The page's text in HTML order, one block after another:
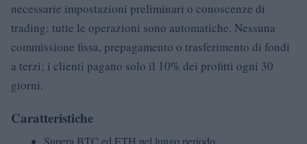
necessarie impostazioni preliminari o conoscenze di
trading; tutte le operazioni sono automatiche. Nessuna
commissione fissa, prepagamento o trasferimento di fondi
a terzi; i clienti pagano solo il 10% dei profitti ogni 30
giorni.
Caratteristiche
Supera BTC ed ETH nel lungo periodo.